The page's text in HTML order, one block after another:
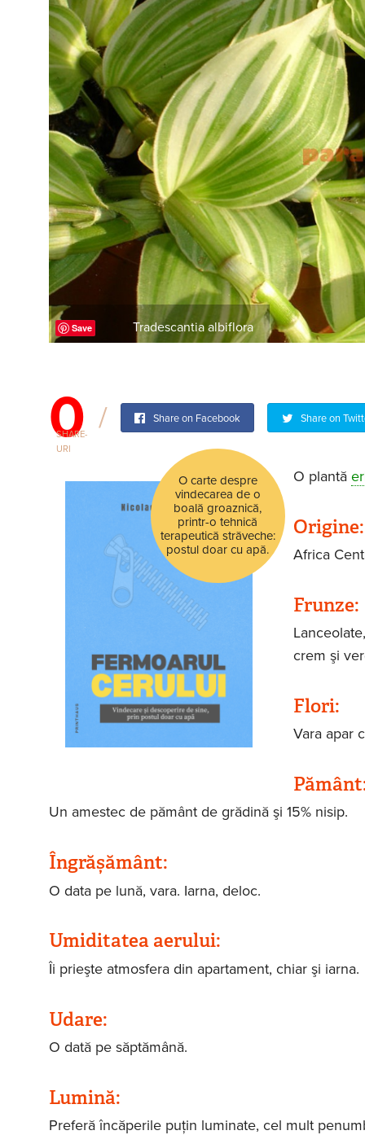
Save Tradescantia albiflora
0
SHARE-
URI
Share on Facebook Share on
O carte despre
vindecarea de o
boală groaznică,
printr-o tehnică
terapeutică străveche:
postul doar cu apă.
O plantă
Origine:
Africa
Frunze:
crem şi
Flori:
Vara apar
Un amestec de pământ de grădină şi 15% nisip.
Îngrășământ:
O data pe lună, vara. Iarna, deloc.
Umiditatea aerului:
Îi prieşte atmosfera din apartament, chiar şi iarna.
Udare:
O dată pe săptămână.
Lumină:
Preferă încăperile puţin luminate, cel mult